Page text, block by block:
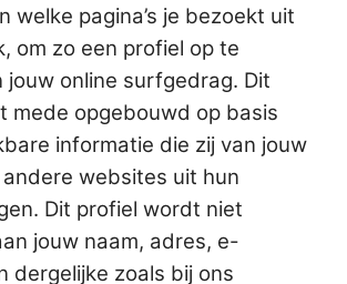
welke pagina’s je bezoekt uit
om zo een profiel op te
jouw online surfgedrag. Dit
mede opgebouwd op basis
informatie die zij van jouw
websites uit hun
Dit profiel wordt niet
jouw naam, adres, e-
dergelijke zoals bij ons